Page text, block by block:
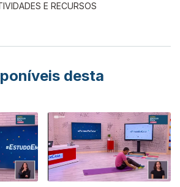
E RECURSOS
desta